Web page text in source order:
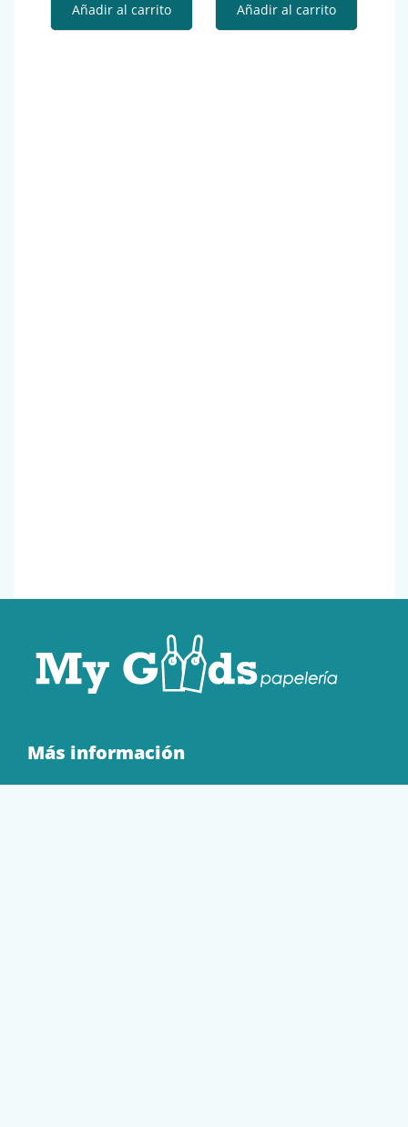
Añadir al carrito Añadir al carrito
Más información